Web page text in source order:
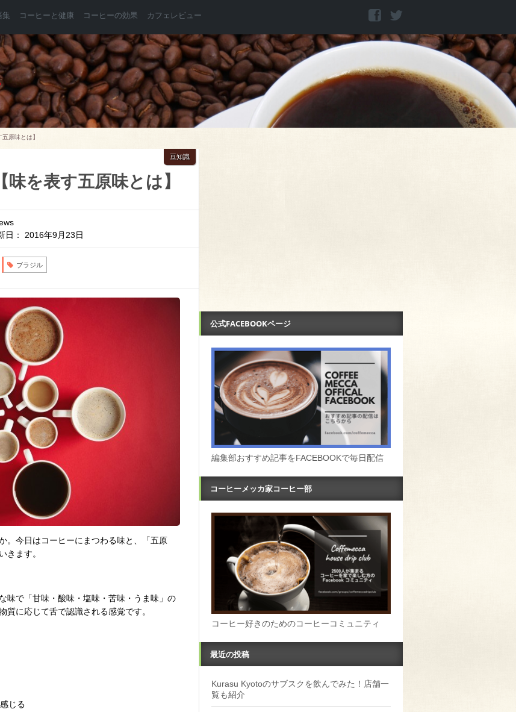
集 コーヒーと健康 コーヒーの効果 カフェレビュー
原味とは】
を表す五原味とは】
豆知識
日： 2016年9月23日
ブラジル
。今日はコーヒーにまつわる味と、「五原
きます。
味で「甘味・酸味・塩味・苦味・うま味」の
質に応じて舌で認識される感覚です。
じる
公式FACEBOOKページ
編集部おすすめ記事をFACEBOOKで毎日配信
コーヒーメッカ家コーヒー部
コーヒー好きのためのコーヒーコミュニティ
最近の投稿
Kurasu Kyotoのサブスクを飲んでみた！店舗一
覧も紹介